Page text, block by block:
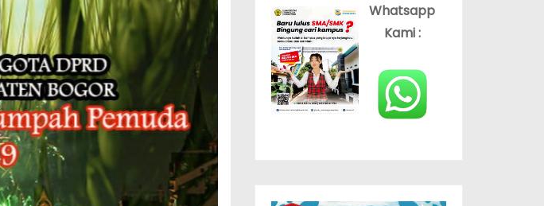
Whatsapp
Kami :